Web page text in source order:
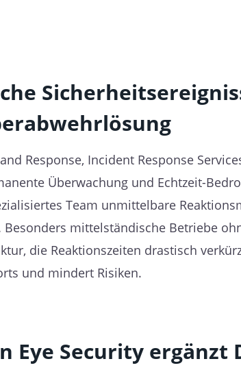
Response, Incident Response
Überwachung und Echtzeit-
Team unmittelbare
mittelständische Betriebe
die Reaktionszeiten drastisch
und mindert Risiken.
Eye Security